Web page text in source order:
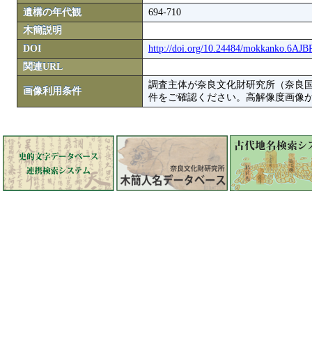
遺構の年代観
694-710
木簡説明
DOI
http://doi.org/10.24484/
関連URL
画像利用条件
調査主体が奈良文化財研究所（奈良
件をご確認ください。高解像度画像